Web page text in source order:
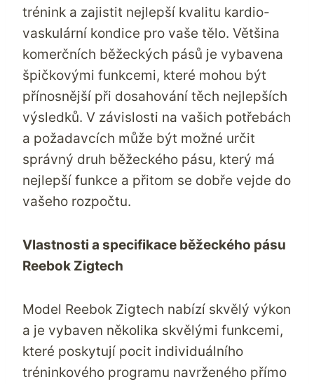
trénink a zajistit nejlepší kvalitu kardio-
vaskulární kondice pro vaše tělo. Většina
komerčních běžeckých pásů je vybavena
špičkovými funkcemi, které mohou být
přínosnější při dosahování těch nejlepších
výsledků. V závislosti na vašich potřebách
a požadavcích může být možné určit
správný druh běžeckého pásu, který má
nejlepší funkce a přitom se dobře vejde do
vašeho rozpočtu.
Vlastnosti a specifikace běžeckého pásu
Reebok Zigtech
Model Reebok Zigtech nabízí skvělý výkon
a je vybaven několika skvělými funkcemi,
které poskytují pocit individuálního
tréninkového programu navrženého přímo